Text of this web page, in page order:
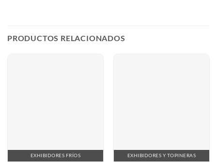
PRODUCTOS RELACIONADOS
EXHIBIDORES FRÍOS EXHIBIDORES Y TOPINERAS